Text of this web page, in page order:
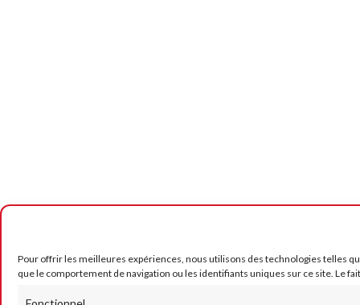
Pour offrir les meilleures expériences, nous utilisons des technologies telles
que le comportement de navigation ou les identifiants uniques sur ce site. Le